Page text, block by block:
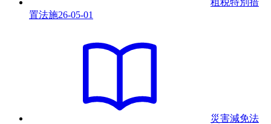
置法施26-05-01
災害減免法